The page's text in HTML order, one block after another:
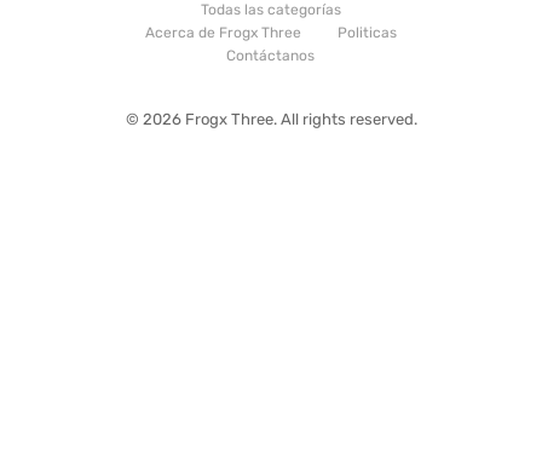
Todas las categorías
Acerca de Frogx Three
Politicas
Contáctanos
© 2026 Frogx Three. All rights reserved.